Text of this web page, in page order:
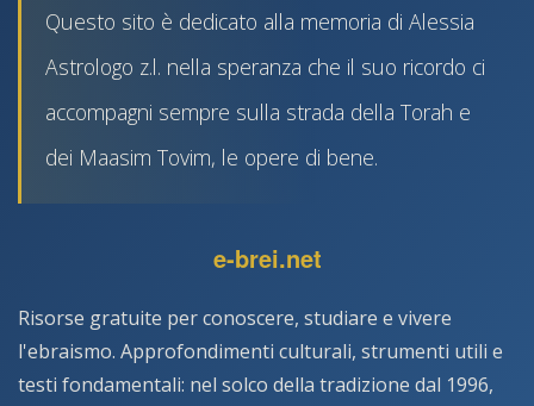
Questo sito è dedicato alla memoria di Alessia
Astrologo z.l. nella speranza che il suo ricordo ci
accompagni sempre sulla strada della Torah e
dei Maasim Tovim, le opere di bene.
e-brei.net
Risorse gratuite per conoscere, studiare e vivere
l'ebraismo. Approfondimenti culturali, strumenti utili e
testi fondamentali: nel solco della tradizione dal 1996,